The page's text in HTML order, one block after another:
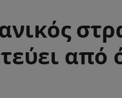
από